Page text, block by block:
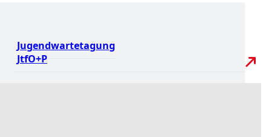
Jugendwartetagung
JtfO+P